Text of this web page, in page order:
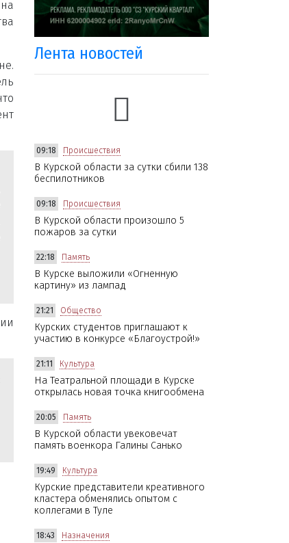
Лента новостей
09:18 Происшествия
В Курской области за сутки сбили 138
беспилотников
09:18 Происшествия
В Курской области произошло 5
пожаров за сутки
22:18 Память
В Курске выложили «Огненную
картину» из лампад
21:21 Общество
Курских студентов приглашают к
участию в конкурсе «Благоустрой!»
21:11 Культура
На Театральной площади в Курске
открылась новая точка книгообмена
20:05 Память
В Курской области увековечат
память военкора Галины Санько
19:49 Культура
Курские представители креативного
кластера обменялись опытом с
коллегами в Туле
18:43 Назначения